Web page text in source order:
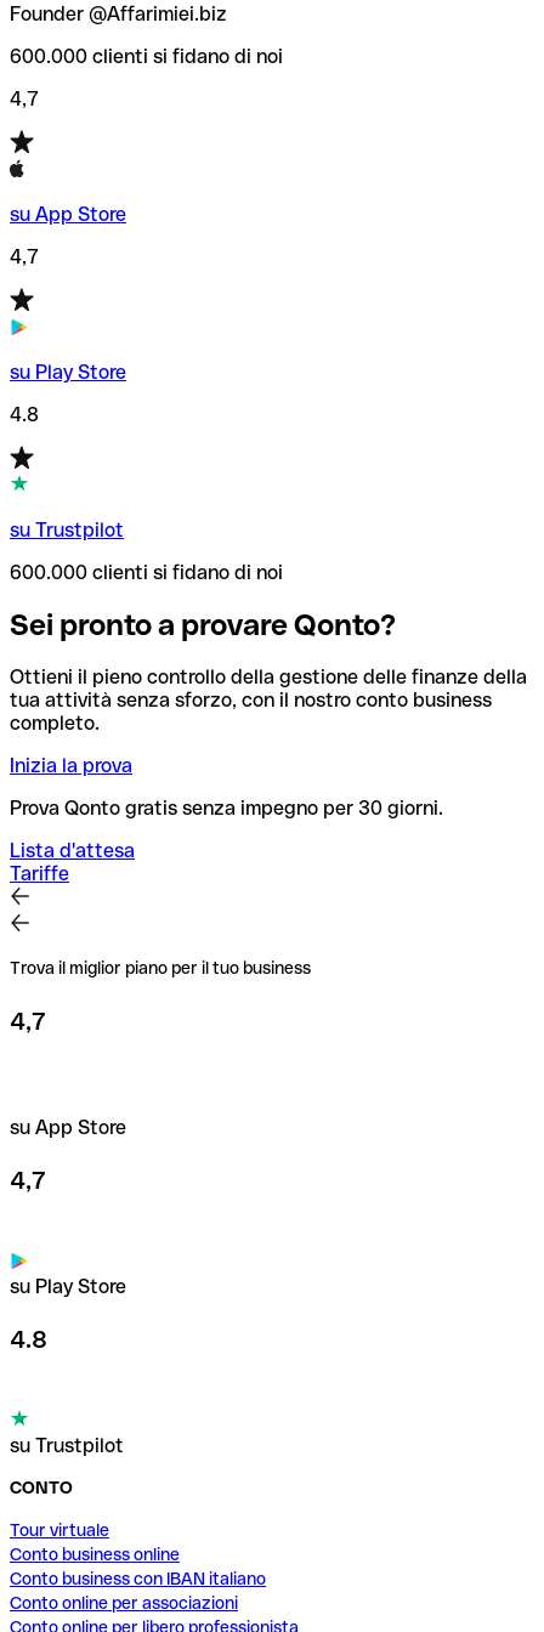
Founder @Affarimiei.biz
600.000 clienti si fidano di noi
4,7
su App Store
4,7
su Play Store
4.8
su Trustpilot
600.000 clienti si fidano di noi
Sei pronto a provare Qonto?
Ottieni il pieno controllo della gestione delle finanze della
tua attività senza sforzo, con il nostro conto business
completo.
Inizia la prova
Prova Qonto gratis senza impegno per 30 giorni.
Lista d'attesa
Tariffe
Trova il miglior piano per il tuo business
4,7
su App Store
4,7
su Play Store
4.8
su Trustpilot
CONTO
Tour virtuale
Conto business online
Conto business con IBAN italiano
Conto online per associazioni
Conto online per libero professionista